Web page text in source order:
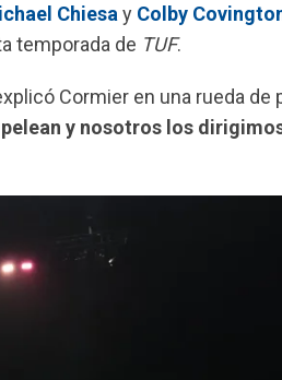
Chiesa y Colby
temporada de TUF.
Cormier en una rueda de
y nosotros los